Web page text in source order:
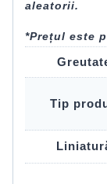
aleatorii.
*Prețul este
Tip